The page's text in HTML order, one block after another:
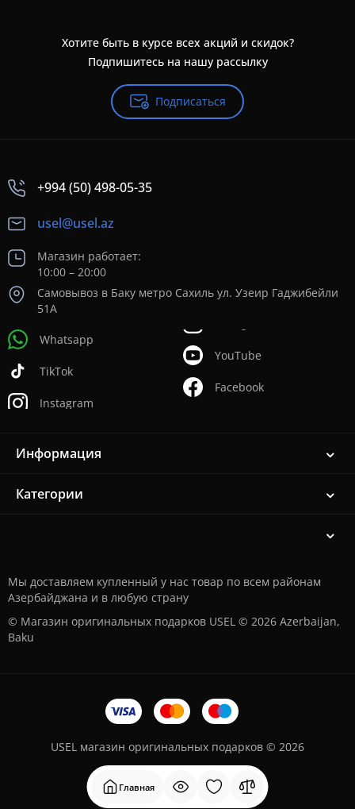
Главная
Хотите быть в курсе всех акций и скидок?
Подпишитесь на нашу рассылку
Подписаться
+994 (50) 498-05-35
usel@usel.az
Магазин работает:
10:00 – 20:00
Самовывоз в Баку метро Сахиль ул. Узеир Гаджибейли
51А
Whatsapp
TikTok
Instagram
YouTube
Facebook
Информация
Категории
Мы доставляем купленный у нас товар по всем районам
Азербайджана и в любую страну
© Магазин оригинальных подарков USEL © 2026 Azerbaijan,
Baku
USEL магазин оригинальных подарков © 2026